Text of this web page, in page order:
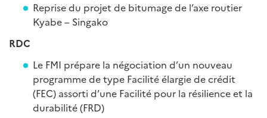
Reprise du projet de bitumage de l’axe routier
Kyabe – Singako
RDC
Le FMI prépare la négociation d’un nouveau
programme de type Facilité élargie de crédit
(FEC) assorti d’une Facilité pour la résilience et la
durabilité (FRD)